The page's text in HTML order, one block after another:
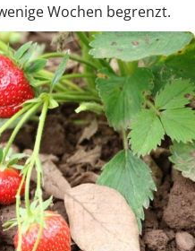
Wochen begrenzt.